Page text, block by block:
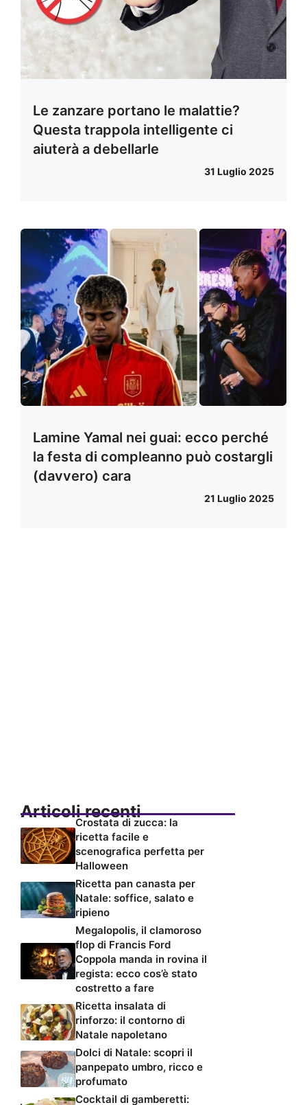
Le zanzare portano le malattie?
Questa trappola intelligente ci
aiuterà a debellarle
31 Luglio 2025
Lamine Yamal nei guai: ecco perché
la festa di compleanno può costargli
(davvero) cara
21 Luglio 2025
Articoli recenti
Crostata di zucca: la
ricetta facile e
scenografica perfetta per
Halloween
Ricetta pan canasta per
Natale: soffice, salato e
ripieno
Megalopolis, il clamoroso
flop di Francis Ford
Coppola manda in rovina il
regista: ecco cos’è stato
costretto a fare
Ricetta insalata di
rinforzo: il contorno di
Natale napoletano
Dolci di Natale: scopri il
panpepato umbro, ricco e
profumato
Cocktail di gamberetti: